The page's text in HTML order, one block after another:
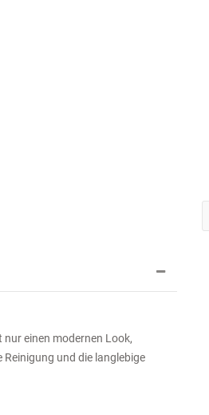
einen modernen Look,
und die langlebige